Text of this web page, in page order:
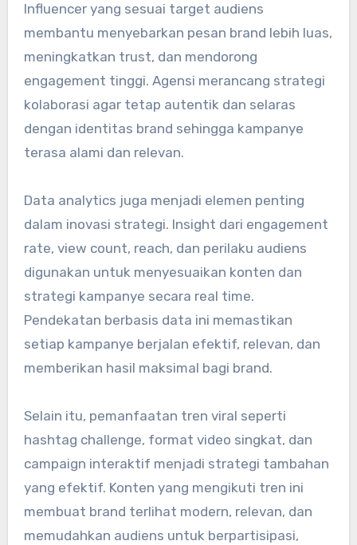
Influencer yang sesuai target audiens
membantu menyebarkan pesan brand lebih luas,
meningkatkan trust, dan mendorong
engagement tinggi. Agensi merancang strategi
kolaborasi agar tetap autentik dan selaras
dengan identitas brand sehingga kampanye
terasa alami dan relevan.
Data analytics juga menjadi elemen penting
dalam inovasi strategi. Insight dari engagement
rate, view count, reach, dan perilaku audiens
digunakan untuk menyesuaikan konten dan
strategi kampanye secara real time.
Pendekatan berbasis data ini memastikan
setiap kampanye berjalan efektif, relevan, dan
memberikan hasil maksimal bagi brand.
Selain itu, pemanfaatan tren viral seperti
hashtag challenge, format video singkat, dan
campaign interaktif menjadi strategi tambahan
yang efektif. Konten yang mengikuti tren ini
membuat brand terlihat modern, relevan, dan
memudahkan audiens untuk berpartisipasi,